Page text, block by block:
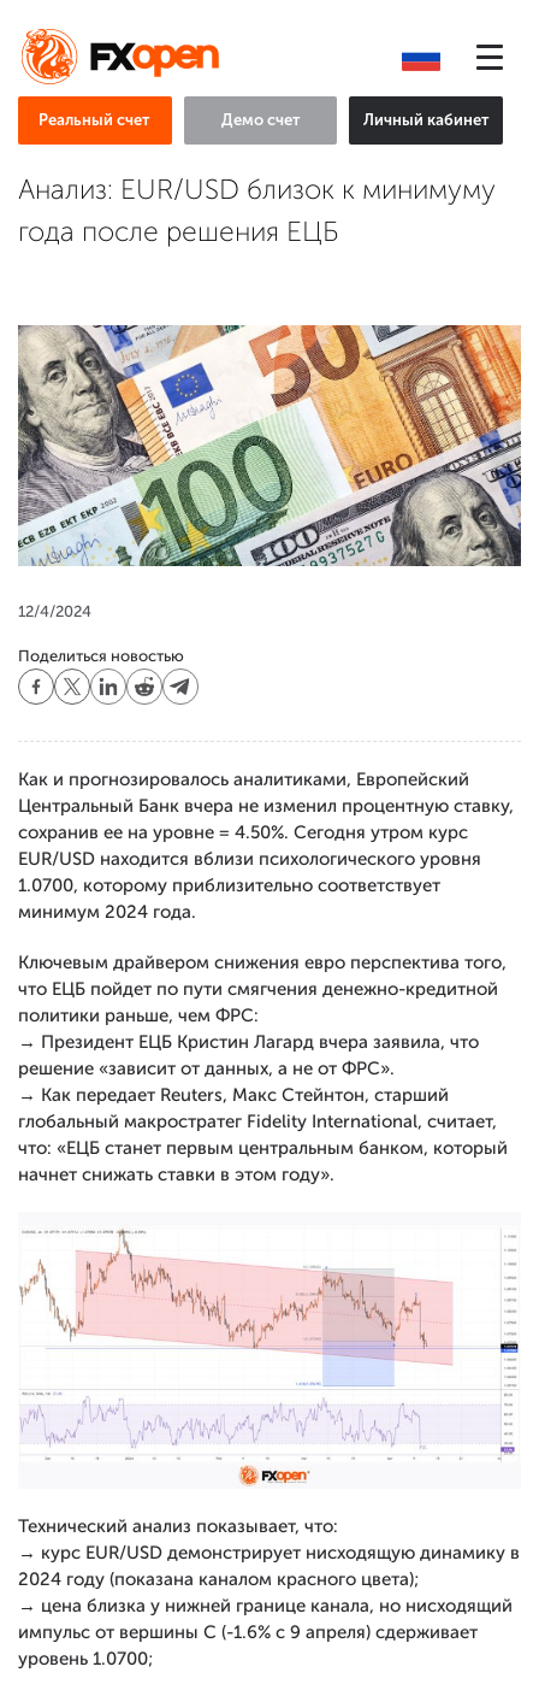
Реальный счет Демо счет Личный кабинет
Анализ: EUR/USD близок к минимуму
года после решения ЕЦБ
12/4/2024
Поделиться новостью
Как и прогнозировалось аналитиками, Европейский
Центральный Банк вчера не изменил процентную ставку,
сохранив ее на уровне = 4.50%. Сегодня утром курс
EUR/USD находится вблизи психологического уровня
1.0700, которому приблизительно соответствует
минимум 2024 года.
Ключевым драйвером снижения евро перспектива того,
что ЕЦБ пойдет по пути смягчения денежно-кредитной
политики раньше, чем ФРС:
→ Президент ЕЦБ Кристин Лагард вчера заявила, что
решение «зависит от данных, а не от ФРС».
→ Как передает Reuters, Макс Стейнтон, старший
глобальный макростратег Fidelity International, считает,
что: «ЕЦБ станет первым центральным банком, который
начнет снижать ставки в этом году».
Технический анализ показывает, что:
→ курс EUR/USD демонстрирует нисходящую динамику в
2024 году (показана каналом красного цвета);
→ цена близка у нижней границе канала, но нисходящий
импульс от вершины С (-1.6% с 9 апреля) сдерживает
уровень 1.0700;